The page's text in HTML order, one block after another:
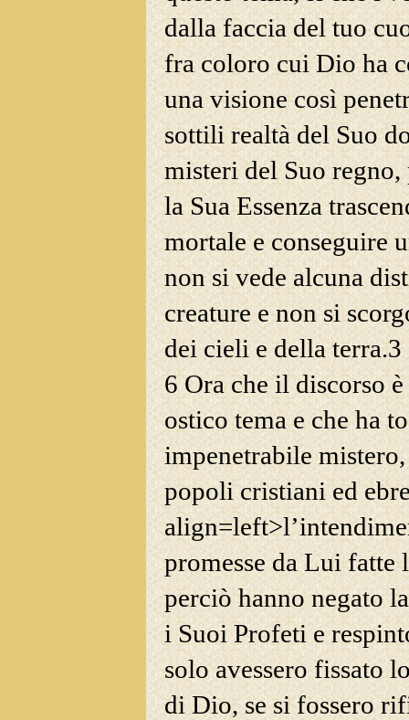
dalla faccia del tuo
fra coloro cui Dio ha
una visione così
sottili realtà del Suo
misteri del Suo
la Sua Essenza
mortale e conseguire
non si vede alcuna
creature e non si
dei cieli e della terra.3
6 Ora che il discorso
ostico tema e che ha
impenetrabile
popoli cristiani ed
promesse da Lui
perciò hanno negato
i Suoi Profeti e
solo avessero fissato
di Dio, se si fossero